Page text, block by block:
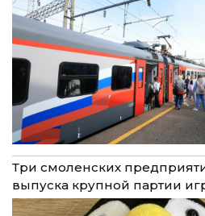
Три смоленских
выпуска крупной партии